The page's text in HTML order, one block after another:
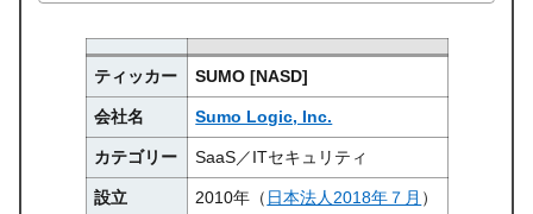
ティッカー SUMO [NASD]
会社名 Sumo Logic, Inc.
カテゴリー SaaS／ITセキュリティ
設立 2010年（ 日本法人2018年７月 ）